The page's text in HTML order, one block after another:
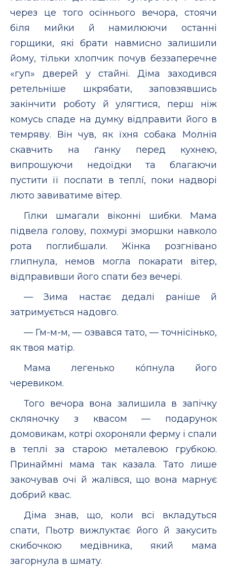
через це того осіннього вечора, стоячи
біля мийки й намилюючи останні
горщики, які брати навмисно залишили
йому, тільки хлопчик почув беззаперечне
«гуп» дверей у стайні. Діма заходився
ретельніше шкрябати, заповзявшись
закінчити роботу й улягтися, перш ніж
комусь спаде на думку відправити його в
темряву. Він чув, як їхня собака Молнія
скавчить на ґанку перед кухнею,
випрошуючи недоїдки та благаючи
пустити її поспати в теплí, поки надворі
люто завиватиме вітер.
Гілки шмагали віконні шибки. Мама
підвела голову, похмурі зморшки навколо
рота поглибшали. Жінка розгнівано
глипнула, немов могла покарати вітер,
відправивши його спати без вечері.
— Зима настає дедалі раніше й
затримується надовго.
— Гм-м-м, — озвався тато, — точнісінько,
як твоя матір.
Мама легенько кóпнула його
черевиком.
Того вечора вона залишила в запічку
скляночку з квасом — подарунок
домовикам, котрі охороняли ферму і спали
в теплі за старою металевою грубкою.
Принаймні мама так казала. Тато лише
закочував очі й жалівся, що вона марнує
добрий квас.
Діма знав, що, коли всі вкладуться
спати, Пьотр вижлуктає його й закусить
скибочкою медівника, який мама
загорнула в шмату.